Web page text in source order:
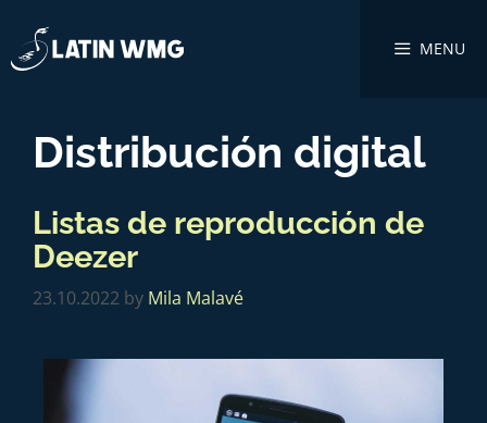
MENU
Distribución digital
Listas de reproducción de
Deezer
23.10.2022 by Mila Malavé